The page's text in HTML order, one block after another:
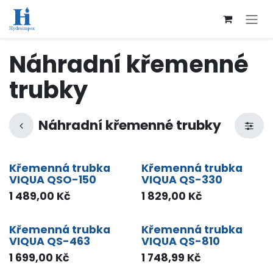
Přejít na obsah
Náhradní křemenné
trubky
Náhradní křemenné trubky
Křemenná trubka
VIQUA QSO-150
1 489,00 Kč
Křemenná trubka
VIQUA QS-330
1 829,00 Kč
Křemenná trubka
VIQUA QS-463
1 699,00 Kč
Křemenná trubka
VIQUA QS-810
1 748,99 Kč